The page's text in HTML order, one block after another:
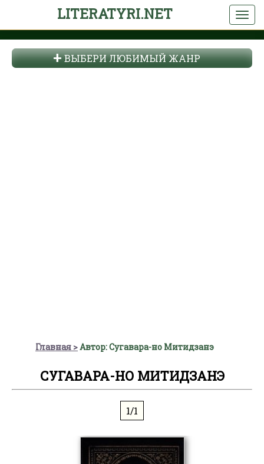
LITERATYRI.NET
ВЫБЕРИ ЛЮБИМЫЙ ЖАНР
Главная Автор: Сугавара-но Митидзанэ
СУГАВАРА-НО МИТИДЗАНЭ
1/1